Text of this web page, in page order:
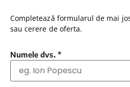
Completează formularul de mai
sau cerere de oferta.
Numele dvs. *